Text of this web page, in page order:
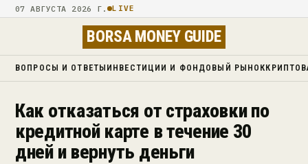
07 АВГУСТА 2026 Г. LIVE
BORSA MONEY GUIDE
ВОПРОСЫ И ОТВЕТЫ ИНВЕСТИЦИИ И ФОНДОВЫЙ РЫНОК
Как отказаться от страховки по
кредитной карте в течение 30
дней и вернуть деньги